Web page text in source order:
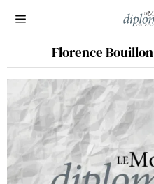
Florence Bouillon